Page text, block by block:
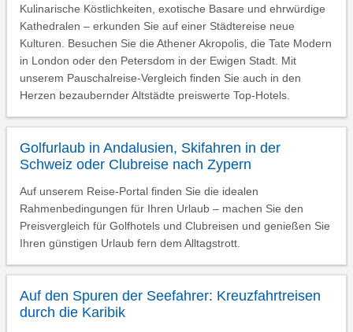
Kulinarische Köstlichkeiten, exotische Basare und ehrwürdige
Kathedralen – erkunden Sie auf einer Städtereise neue
Kulturen. Besuchen Sie die Athener Akropolis, die Tate Modern
in London oder den Petersdom in der Ewigen Stadt. Mit
unserem Pauschalreise-Vergleich finden Sie auch in den
Herzen bezaubernder Altstädte preiswerte Top-Hotels.
Golfurlaub in Andalusien, Skifahren in der
Schweiz oder Clubreise nach Zypern
Auf unserem Reise-Portal finden Sie die idealen
Rahmenbedingungen für Ihren Urlaub – machen Sie den
Preisvergleich für Golfhotels und Clubreisen und genießen Sie
Ihren günstigen Urlaub fern dem Alltagstrott.
Auf den Spuren der Seefahrer: Kreuzfahrtreisen
durch die Karibik